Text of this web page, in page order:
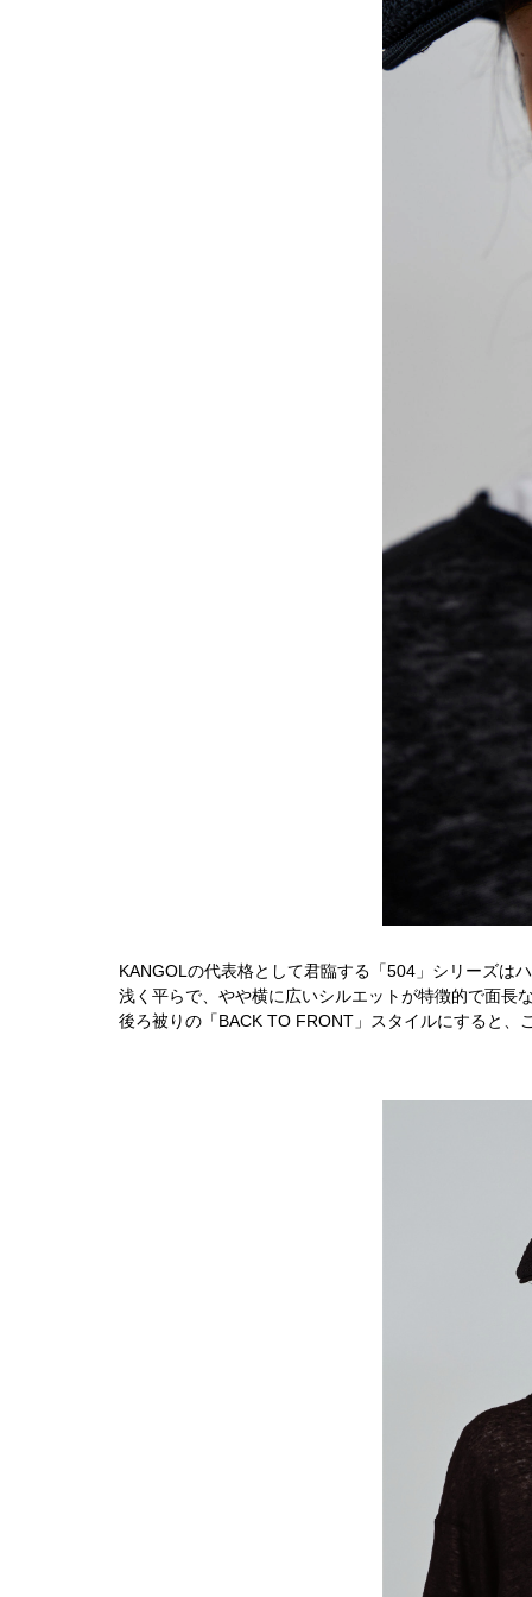
KANGOLの代表格として君臨する「504」シリーズは
浅く平らで、やや横に広いシルエットが特徴的で面長
後ろ被りの「BACK TO FRONT」スタイルにすると、